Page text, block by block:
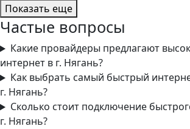
Показать еще
Частые вопросы
Какие провайдеры предлагают
интернет в г. Нягань?
Как выбрать самый быстрый
г. Нягань?
Сколько стоит подключение
г. Нягань?